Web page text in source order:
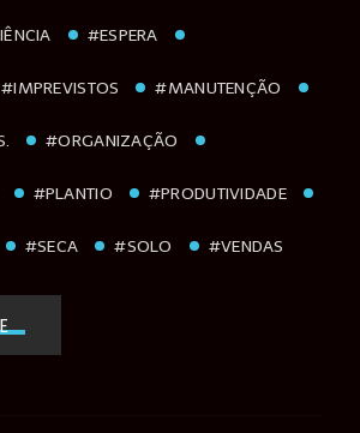
#ESPERA
#IMPREVISTOS #MANUTENÇÃO
#ORGANIZAÇÃO
#PLANTIO #PRODUTIVIDADE
#SECA #SOLO #VENDAS